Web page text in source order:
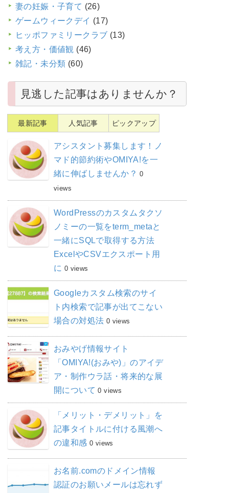
妻の妊娠・子育て (26)
ゲームウィークデイ (17)
ヒッポファミリークラブ (13)
考え方・価値観 (46)
雑記・未分類 (60)
見逃した記事はありませんか？
最新記事 人気記事 ピックアップ
アシスタント募集します！ノ
マド的節約術やOMIYA!を一
緒に伸ばしませんか？ 0
views
WordPressのカスタムタクソ
ノミーの一覧をterm_metaと
一緒にSQLで取得する方法
ExcelやCSVエクスポート用
に 0 views
Googleカスタム検索のサイ
ト内検索で記事が出てこない
場合の対処法 0 views
おみやげ情報サイト
「OMIYA!(おみや)」のアイデ
ア・制作ウラ話・将来的な展
開について 0 views
「メリット・デメリット」を
記事タイトルに付ける風潮へ
の違和感 0 views
お名前.comのドメイン情報
認証のお願いメールは忘れず